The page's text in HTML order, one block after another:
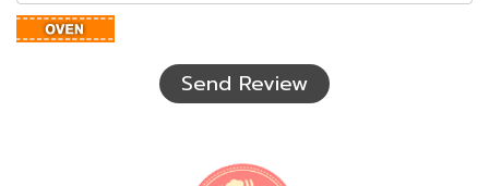
อักษร
ที่
Send Review